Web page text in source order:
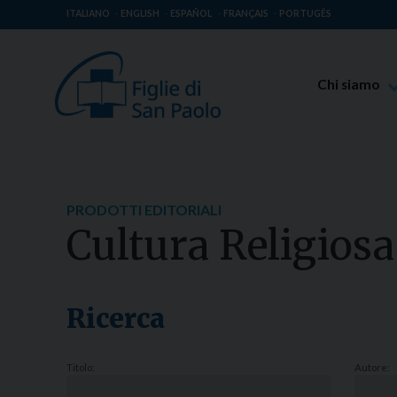
ITALIANO ENGLISH ESPAÑOL FRANÇAIS PORTUGÊS
Chi siamo
Luoghi delle
PRODOTTI EDITORIALI
Cultura Religiosa
Ricerca
Titolo: Autore: